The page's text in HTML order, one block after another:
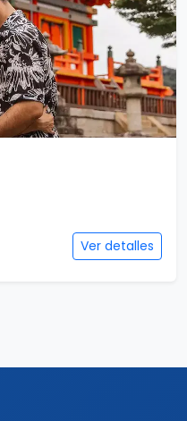
Ver detalles